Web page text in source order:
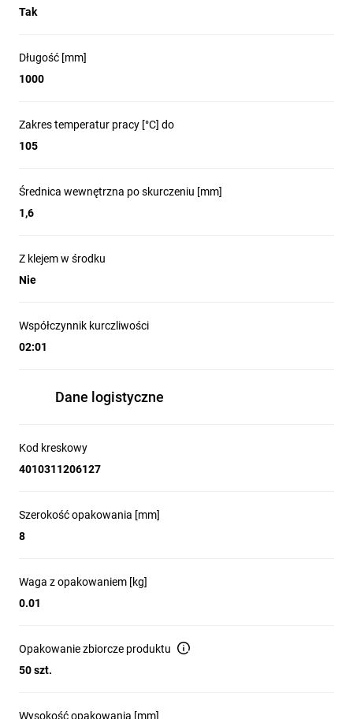
Tak
Długość [mm]
1000
Zakres temperatur pracy [°C] do
105
Średnica wewnętrzna po skurczeniu [mm]
1,6
Z klejem w środku
Nie
Współczynnik kurczliwości
02:01
Dane logistyczne
Kod kreskowy
4010311206127
Szerokość opakowania [mm]
8
Waga z opakowaniem [kg]
0.01
Opakowanie zbiorcze produktu
50 szt.
Wysokość opakowania [mm]